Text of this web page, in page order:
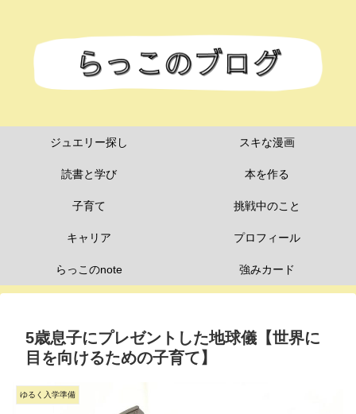
ジュエリー探し スキな漫画
読書と学び 本を作る
子育て 挑戦中のこと
キャリア プロフィール
らっこのnote 強みカード
5歳息子にプレゼントした地球儀【世界に
目を向けるための子育て】
ゆるく入学準備